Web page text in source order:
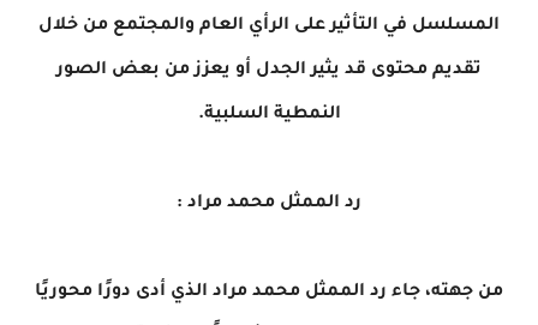
المسلسل في التأثير على الرأي العام والمجتمع من خلال
تقديم محتوى قد يثير الجدل أو يعزز من بعض الصور
النمطية السلبية.
رد الممثل محمد مراد :
من جهته، جاء رد الممثل محمد مراد الذي أدى دورًا محوريًا